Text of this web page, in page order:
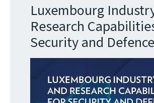
Luxembourg
Research
Security and Defence